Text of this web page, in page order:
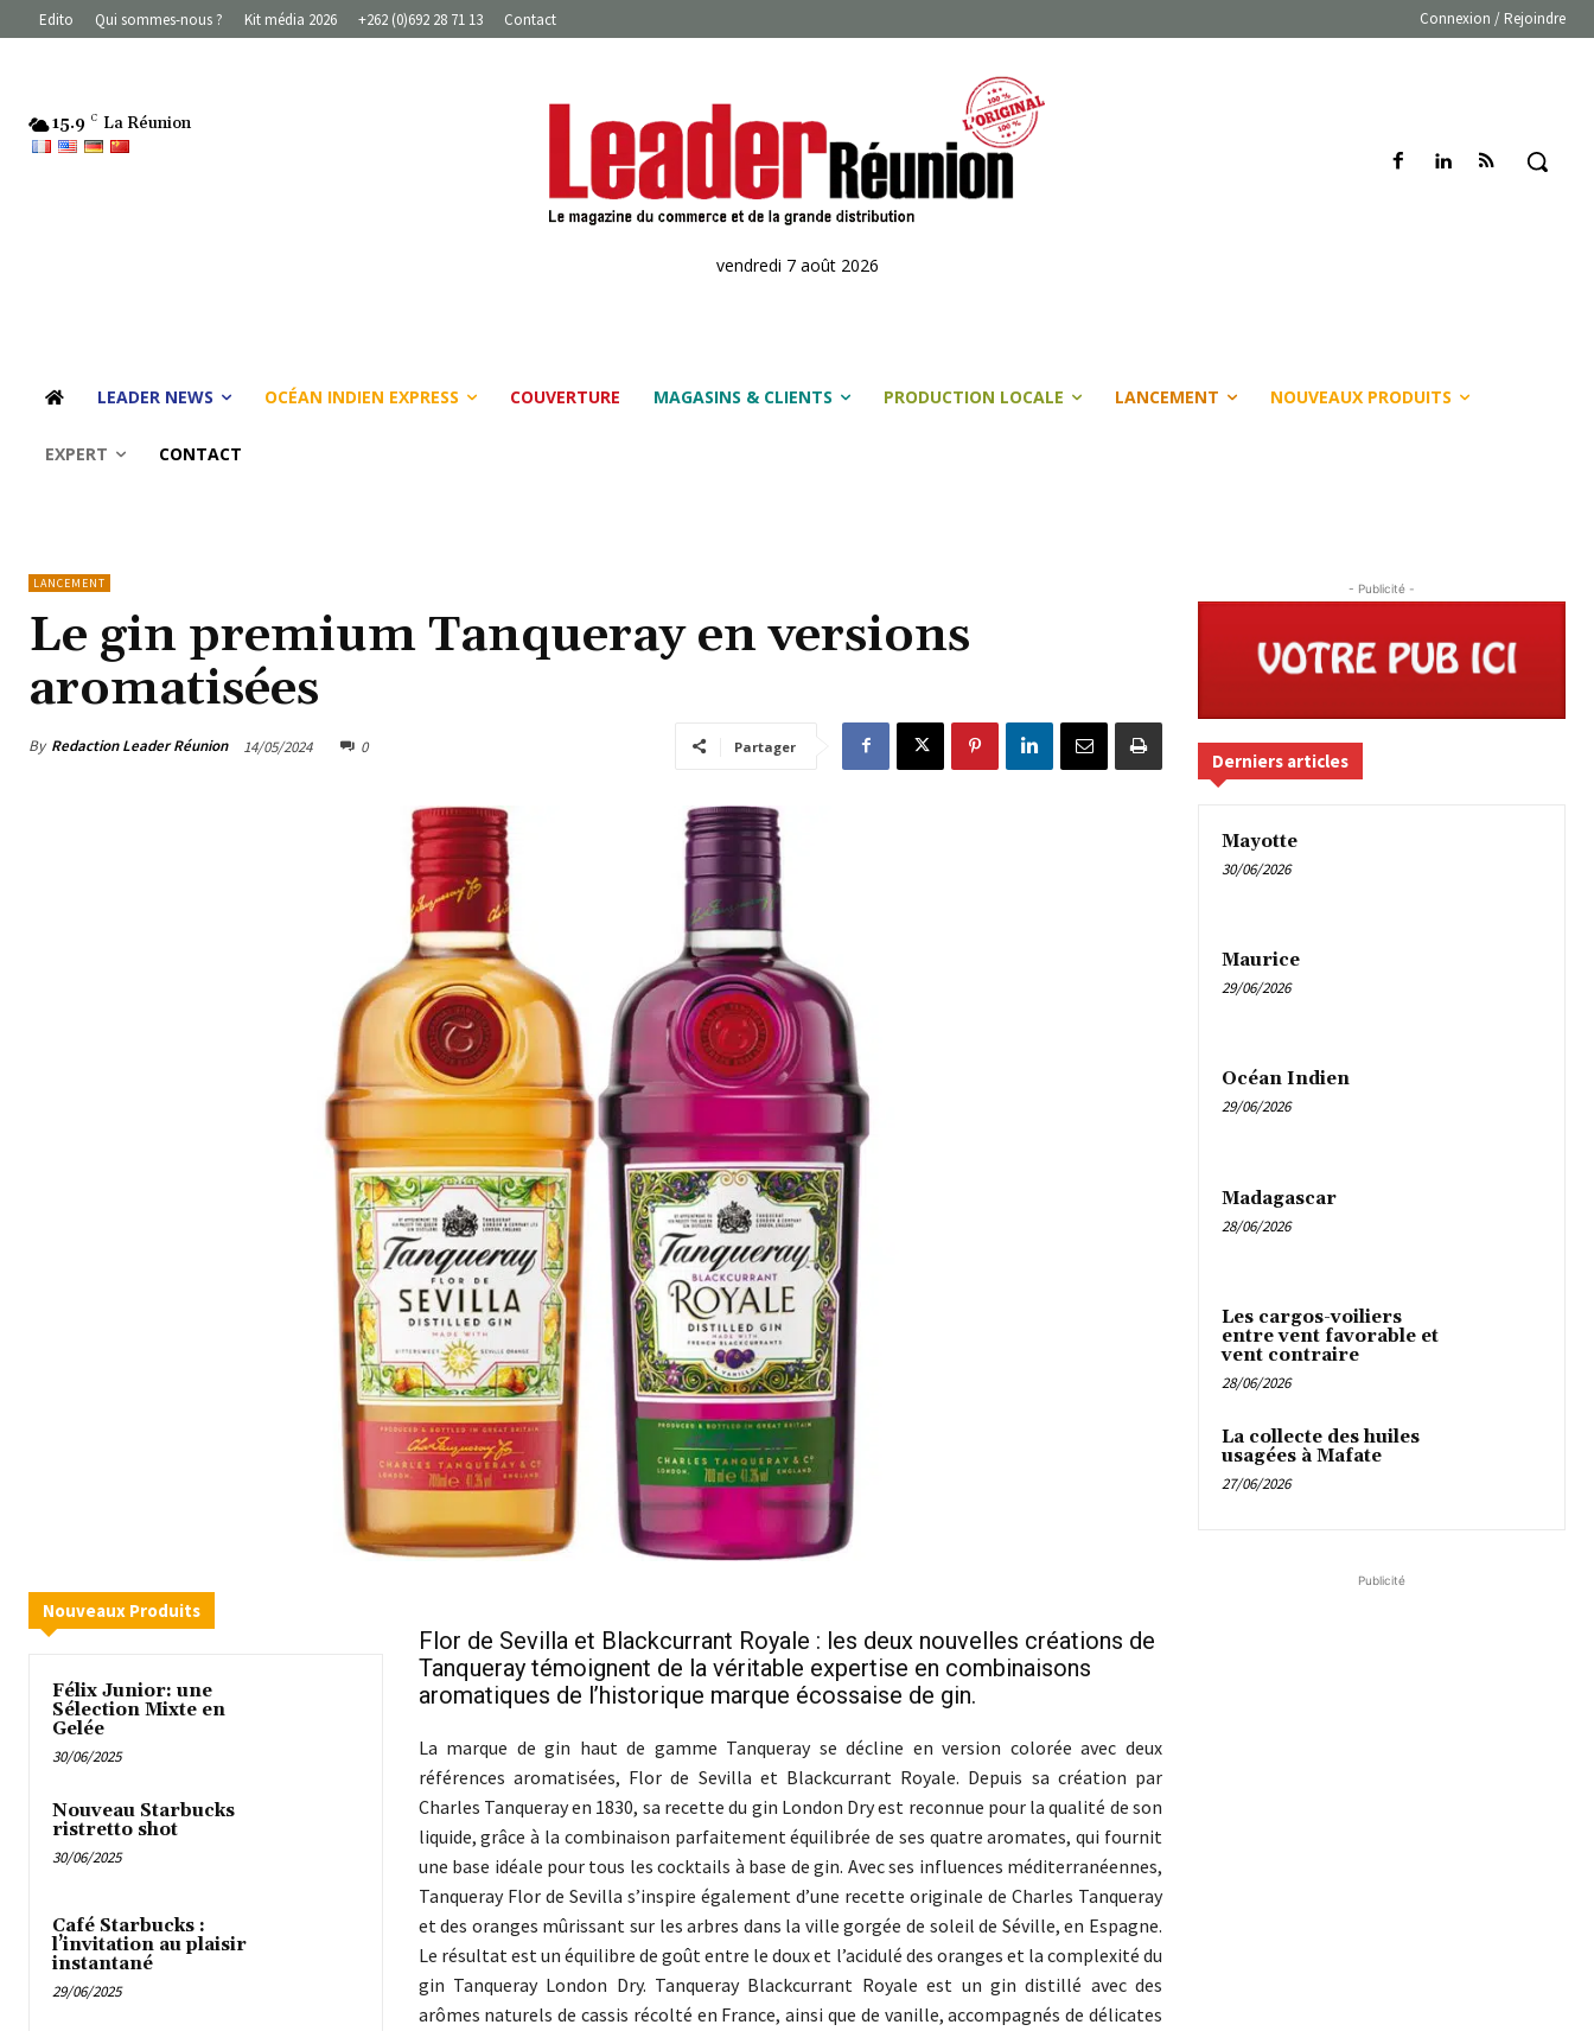
Edito Qui sommes-nous ? Kit média 2026 +262 (0)692 28 71 13 Contact Connexion / Rejoindre
15.9 C La Réunion
vendredi 7 août 2026
LEADER NEWS OCÉAN INDIEN EXPRESS COUVERTURE MAGASINS & CLIENTS PRODUCTION LOCALE LANCEMENT NOUVEAUX PRODUITS
EXPERT CONTACT
LANCEMENT
Le gin premium Tanqueray en versions
aromatisées
By Redaction Leader Réunion 14/05/2024 0 Partager
Nouveaux Produits
Félix Junior: une
Sélection Mixte en
Gelée
30/06/2025
Nouveau Starbucks
ristretto shot
30/06/2025
Café Starbucks :
l’invitation au plaisir
instantané
29/06/2025
Flor de Sevilla et Blackcurrant Royale : les deux nouvelles créations de
Tanqueray témoignent de la véritable expertise en combinaisons
aromatiques de l’historique marque écossaise de gin.
La marque de gin haut de gamme Tanqueray se décline en version colorée avec deux
références aromatisées, Flor de Sevilla et Blackcurrant Royale. Depuis sa création par
Charles Tanqueray en 1830, sa recette du gin London Dry est reconnue pour la qualité de son
liquide, grâce à la combinaison parfaitement équilibrée de ses quatre aromates, qui fournit
une base idéale pour tous les cocktails à base de gin. Avec ses influences méditerranéennes,
Tanqueray Flor de Sevilla s’inspire également d’une recette originale de Charles Tanqueray
et des oranges mûrissant sur les arbres dans la ville gorgée de soleil de Séville, en Espagne.
Le résultat est un équilibre de goût entre le doux et l’acidulé des oranges et la complexité du
gin Tanqueray London Dry. Tanqueray Blackcurrant Royale est un gin distillé avec des
arômes naturels de cassis récolté en France, ainsi que de vanille, accompagnés de délicates
- Publicité -
Derniers articles
Mayotte
30/06/2026
Maurice
29/06/2026
Océan Indien
29/06/2026
Madagascar
28/06/2026
Les cargos-voiliers
entre vent favorable et
vent contraire
28/06/2026
La collecte des huiles
usagées à Mafate
27/06/2026
Publicité